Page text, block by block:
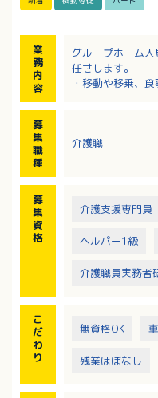
業
務
内
容
グループホーム
任せします。
・移動や移乗、
募
集
職
種
介護職
募
集
資
格
介護支援専門員
ヘルパー1級
介護職員実務者
こ
だ
わ
り
無資格OK
残業ほぼなし